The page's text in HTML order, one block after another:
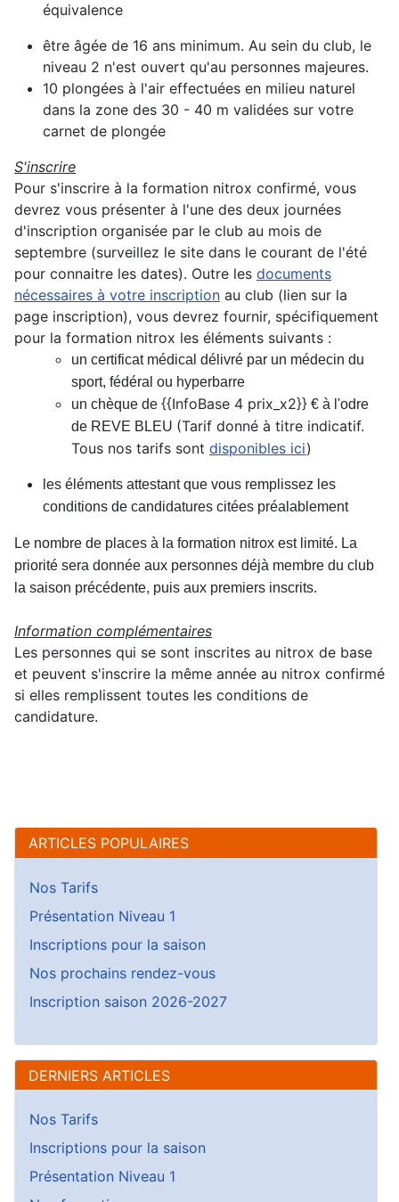
équivalence
être âgée de 16 ans minimum. Au sein du club, le
niveau 2 n'est ouvert qu'au personnes majeures.
10 plongées à l'air effectuées en milieu naturel
dans la zone des 30 - 40 m validées sur votre
carnet de plongée
S'inscrire
Pour s'inscrire à la formation nitrox confirmé, vous
devrez vous présenter à l'une des deux journées
d'inscription organisée par le club au mois de
septembre (surveillez le site dans le courant de l'été
pour connaitre les dates). Outre les documents
nécessaires à votre inscription au club (lien sur la
page inscription), vous devrez fournir, spécifiquement
pour la formation nitrox les éléments suivants :
un certificat médical délivré par un médecin du
sport, fédéral ou hyperbarre
un chèque de {{InfoBase 4 prix_x2}} € à l'odre
de REVE BLEU (Tarif donné à titre indicatif.
Tous nos tarifs sont disponibles ici)
les éléments attestant que vous remplissez les
conditions de candidatures citées préalablement
Le nombre de places à la formation nitrox est limité. La
priorité sera donnée aux personnes déjà membre du club
la saison précédente, puis aux premiers inscrits.
Information complémentaires
Les personnes qui se sont inscrites au nitrox de base
et peuvent s'inscrire la même année au nitrox confirmé
si elles remplissent toutes les conditions de
candidature.
ARTICLES POPULAIRES
Nos Tarifs
Présentation Niveau 1
Inscriptions pour la saison
Nos prochains rendez-vous
Inscription saison 2026-2027
DERNIERS ARTICLES
Nos Tarifs
Inscriptions pour la saison
Présentation Niveau 1